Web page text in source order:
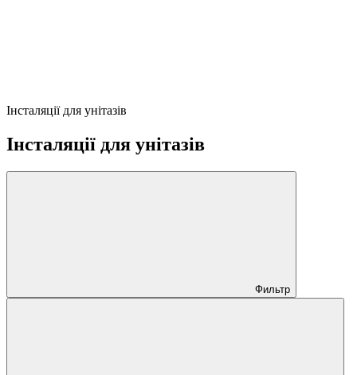
Інсталяції для унітазів
Інсталяції для унітазів
Фильтр